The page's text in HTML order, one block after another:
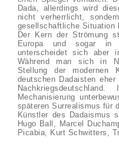
Dada, allerdings wird
nicht verherrlicht,
gesellschaftliche Situation
Der Kern der Strömung
Europa und sogar in
unterscheidet sich aber
Während man sich in
Stellung der modernen
deutschen Dadaisten
Mechanisierung
späteren Surrealismus für
Künstler des Dadaismus
Hugo Ball, Marcel
Picabia, Kurt Schwitters,